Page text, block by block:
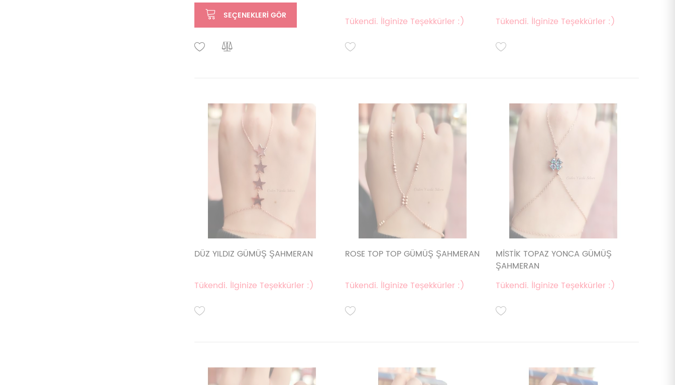
SEÇENEKLERI GÖR Tükendi. İlginize Teşekkürler :) Tükendi. İlginize Teşekkürler :)
DÜZ YILDIZ GÜMÜŞ ŞAHMERAN
Tükendi. İlginize Teşekkürler :)
ROSE TOP TOP GÜMÜŞ ŞAHMERAN
Tükendi. İlginize Teşekkürler :)
MİSTİK TOPAZ YONCA GÜMÜŞ
ŞAHMERAN
Tükendi. İlginize Teşekkürler :)